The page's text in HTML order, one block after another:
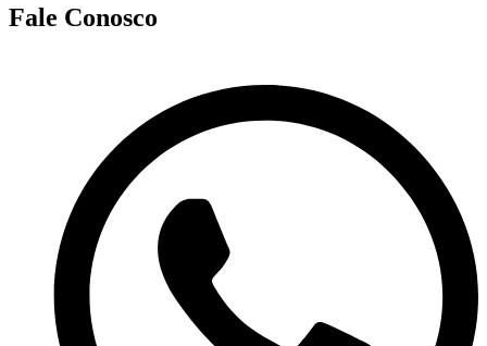
Fale Conosco